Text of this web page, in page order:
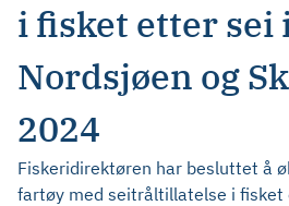
i fisket etter sei
Nordsjøen og
2024
Fiskeridirektøren har besluttet å
fartøy med seitråltillatelse i fisket